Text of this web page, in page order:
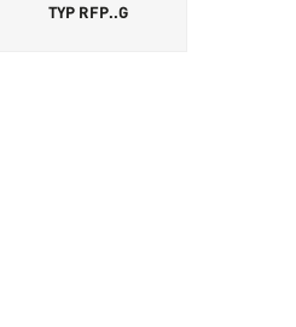
TYP RFP..G